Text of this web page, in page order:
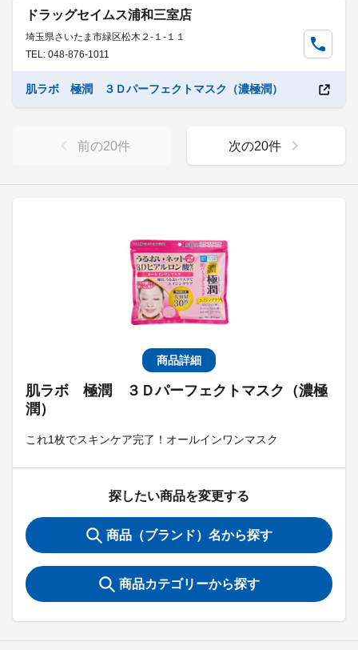
商品詳細
肌ラボ 極潤 ３Ｄパーフェクトマスク（濃極
潤）
これ1枚でスキンケア完了！オールインワンマスク
探したい商品を変更する
商品（ブランド）名から探す
商品カテゴリーから探す
ドラッグセイムス浦和三室店
埼玉県さいたま市緑区松木２-１-１１
TEL: 048-876-1011
肌ラボ 極潤 ３Ｄパーフェクトマスク（濃極潤）
前の20件 次の20件